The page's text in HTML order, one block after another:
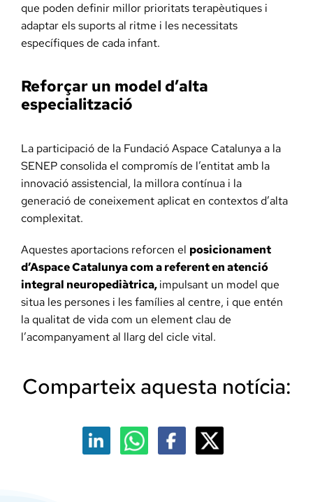
que poden definir millor prioritats terapèutiques i
adaptar els suports al ritme i les necessitats
específiques de cada infant.
Reforçar un model d’alta
especialització
La participació de la Fundació Aspace Catalunya a la
SENEP consolida el compromís de l’entitat amb la
innovació assistencial, la millora contínua i la
generació de coneixement aplicat en contextos d’alta
complexitat.
Aquestes aportacions reforcen el posicionament
d’Aspace Catalunya com a referent en atenció
integral neuropediàtrica,impulsant un model que
situa les persones i les famílies al centre, i que entén
la qualitat de vida com un element clau de
l’acompanyament al llarg del cicle vital.
Comparteix aquesta notícia: